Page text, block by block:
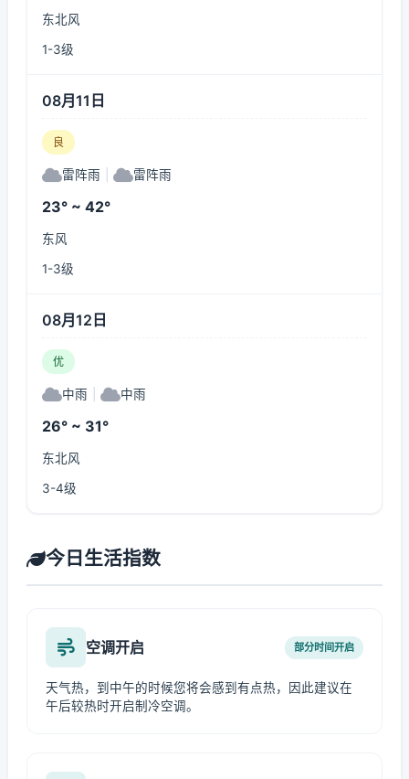
东北风
1-3级
08月11日
良
雷阵雨 雷阵雨
23° ~ 42°
东风
1-3级
08月12日
优
中雨 中雨
26° ~ 31°
东北风
3-4级
今日生活指数
空调开启 部分时间开启
天气热，到中午的时候您将会感到有点热，因此建议在
午后较热时开启制冷空调。